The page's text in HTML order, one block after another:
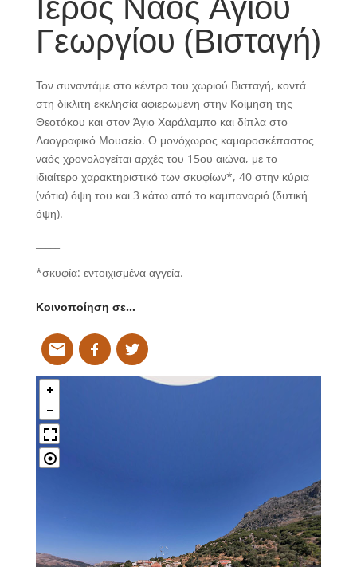
Γεωργίου (Βισταγή)
Τον συναντάμε στο κέντρο του χωριού Βισταγή, κοντά
στη δίκλιτη εκκλησία αφιερωμένη στην Κοίμηση της
Θεοτόκου και στον Άγιο Χαράλαμπο και δίπλα στο
Λαογραφικό Μουσείο. Ο μονόχωρος καμαροσκέπαστος
ναός χρονολογείται αρχές του 15ου αιώνα, με το
ιδιαίτερο χαρακτηριστικό των σκυφίων*, 40 στην κύρια
(νότια) όψη του και 3 κάτω από το καμπαναριό (δυτική
όψη).
*σκυφία: εντοιχισμένα αγγεία.
Κοινοποίηση σε…